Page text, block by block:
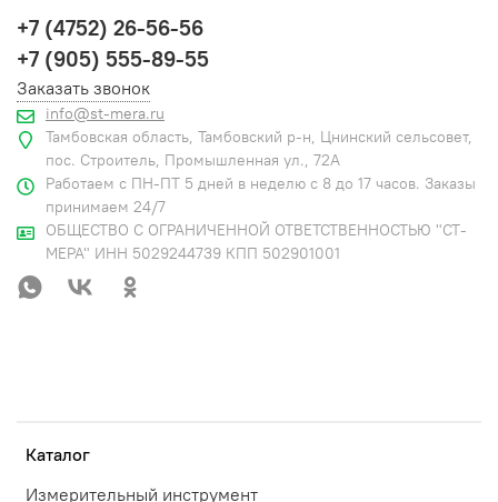
Каталог
Измерительный инструмент
+7 (4752) 26-56-56
+7 (905) 555-89-55
Заказать звонок
info@st-mera.ru
Тамбовская область, Тамбовский р-н, Цнинский сельсовет,
пос. Строитель, Промышленная ул., 72А
Работаем с ПН-ПТ 5 дней в неделю с 8 до 17 часов. Заказы
принимаем 24/7
ОБЩЕСТВО С ОГРАНИЧЕННОЙ ОТВЕТСТВЕННОСТЬЮ "СТ-
МЕРА" ИНН 5029244739 КПП 502901001